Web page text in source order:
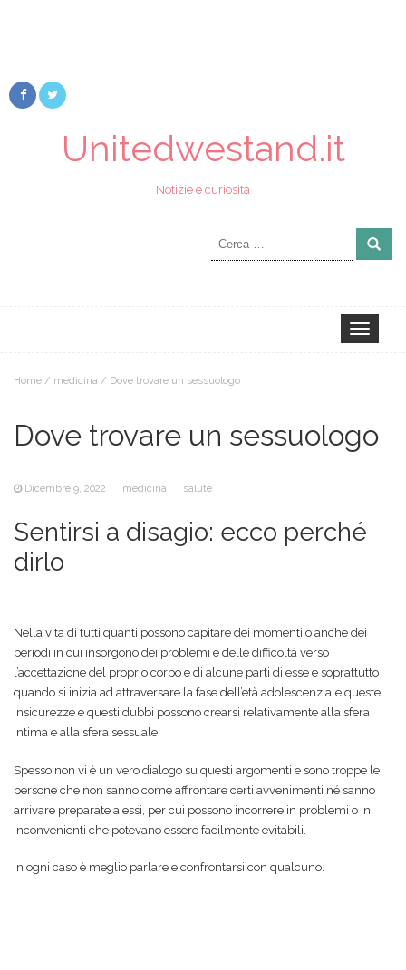
Unitedwestand.it
Notizie e curiosità
Ricerca
Toggle
navigation
Home / medicina / Dove trovare un sessuologo
Dove trovare un sessuologo
Dicembre 9, 2022 medicina salute
Sentirsi a disagio: ecco perché
dirlo
Nella vita di tutti quanti possono capitare dei momenti o anche dei
periodi in cui insorgono dei problemi e delle difficoltà verso
l’accettazione del proprio corpo e di alcune parti di esse e soprattutto
quando si inizia ad attraversare la fase dell’età adolescenziale queste
insicurezze e questi dubbi possono crearsi relativamente alla sfera
intima e alla sfera sessuale.
Spesso non vi è un vero dialogo su questi argomenti e sono troppe le
persone che non sanno come affrontare certi avvenimenti né sanno
arrivare preparate a essi, per cui possono incorrere in problemi o in
inconvenienti che potevano essere facilmente evitabili.
In ogni caso è meglio parlare e confrontarsi con qualcuno.